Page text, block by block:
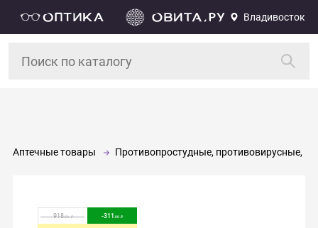
Владивосток
Аптечные товары Противопростудные, противовирусные,
918.00 -311 .00